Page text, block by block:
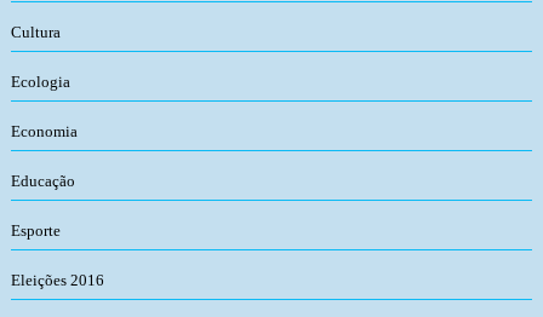
Cultura
Ecologia
Economia
Educação
Esporte
Eleições 2016